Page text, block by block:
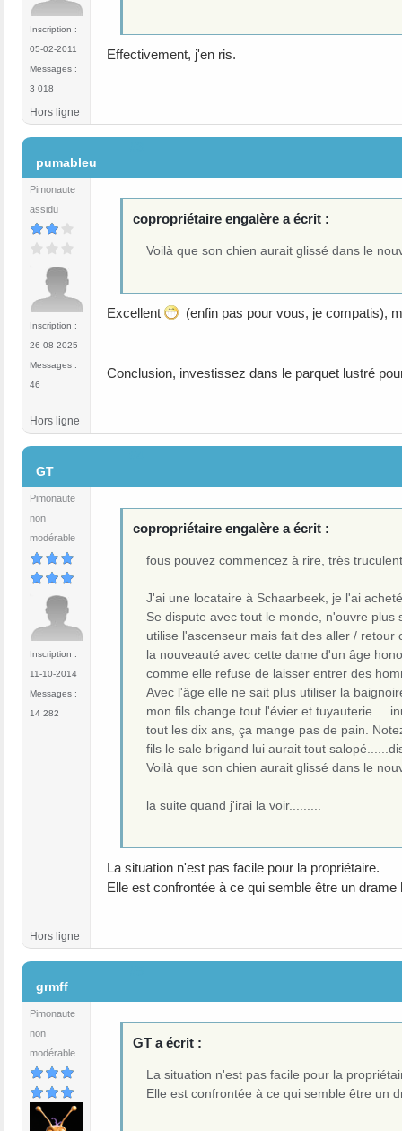
Inscription :
05-02-2011
Messages :
3 018
Effectivement, j'en ris.
Hors ligne
pumableu
Pimonaute
assidu
Inscription :
26-08-2025
Messages :
46
copropriétaire engalère a écrit :
Voilà que son chien aurait glissé dans le
Excellent (enfin pas pour vous, je compatis),
Conclusion, investissez dans le parquet lustré
Hors ligne
GT
Pimonaute
non
modérable
Inscription :
11-10-2014
Messages :
14 282
copropriétaire engalère a écrit :
fous pouvez commencez à rire, très
J'ai une locataire à Schaarbeek, je l'ai
Se dispute avec tout le monde, n'ouvre
utilise l'ascenseur mais fait des aller / retour
la nouveauté avec cette dame d'un âge
comme elle refuse de laisser entrer des
Avec l'âge elle ne sait plus utiliser la
mon fils change tout l'évier et
tout les dix ans, ça mange pas de pain.
fils le sale brigand lui aurait tout
Voilà que son chien aurait glissé dans le
la suite quand j'irai la voir.........
La situation n'est pas facile pour la propriétaire.
Elle est confrontée à ce qui semble être un drame
Hors ligne
grmff
Pimonaute
non
modérable
GT a écrit :
La situation n'est pas facile pour la
Elle est confrontée à ce qui semble être un